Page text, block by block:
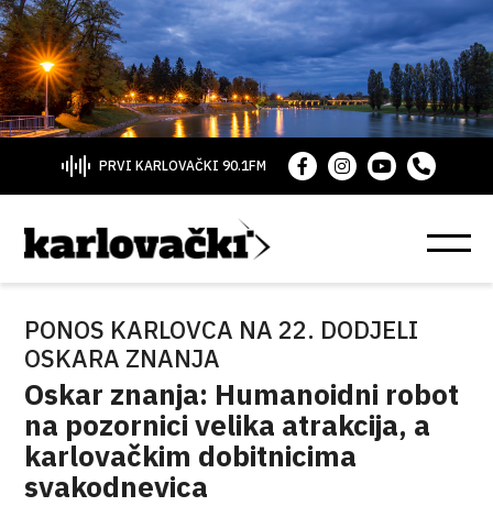
PRVI KARLOVAČKI 90.1FM
PONOS KARLOVCA NA 22. DODJELI
OSKARA ZNANJA
Oskar znanja: Humanoidni robot
na pozornici velika atrakcija, a
karlovačkim dobitnicima
svakodnevica